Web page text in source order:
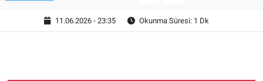
11.06.2026 - 23:35 Okunma Süresi: 1 Dk
EKONOMİ